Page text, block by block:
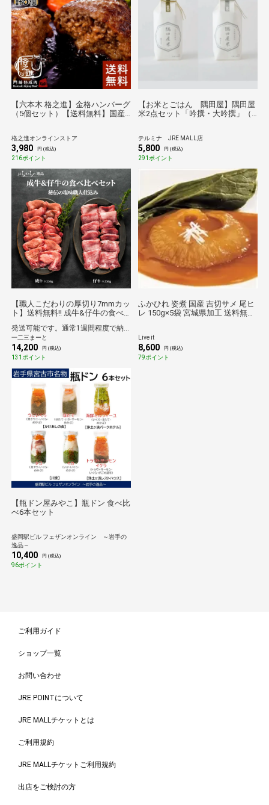
【六本木 格之進】金格ハンバーグ
（5個セット）【送料無料】国産
格之進オンラインストア
3,980 円 (税込)
216ポイント
【お米とごはん 隅田屋】隅田屋
米2点セット「吟撰・大吟撰」（6
テルミナ JRE MALL店
5,800 円 (税込)
291ポイント
【職人こだわりの厚切り7mmカッ
ト】送料無料!! 成牛&仔牛の食べ
ン 1.0kg 秘伝の塩味職人仕込み
【2021JRE MALLセレクション人
気ランキング1位】 （選べるサイ
ズ 300g,500g,1kg,1.5kg）
一二三まーと
14,200 円 (税込)
131ポイント
ふかひれ 姿煮 国産 吉切サメ 尾ヒ
レ 150g×5袋 宮城県加工 送料無料
贈答 常備 お取り寄せ グルメ 贅沢
プリプリ 食感
Live it
8,600 円 (税込)
79ポイント
【瓶ドン屋みやこ】瓶ドン 食べ比
べ6本セット
盛岡駅ビル フェザンオンライン ～岩手の
逸品～
10,400 円 (税込)
96ポイント
ご利用ガイド
ショップ一覧
お問い合わせ
JRE POINTについて
JRE MALLチケットとは
ご利用規約
JRE MALLチケットご利用規約
出店をご検討の方